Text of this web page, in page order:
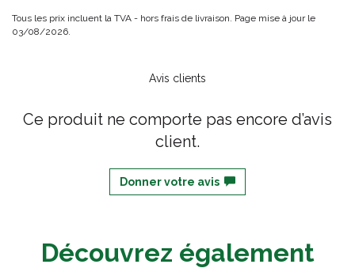
Tous les prix incluent la TVA - hors frais de livraison. Page mise à jour le
03/08/2026.
Avis clients
Ce produit ne comporte pas encore d’avis
client.
Donner votre avis
Découvrez également